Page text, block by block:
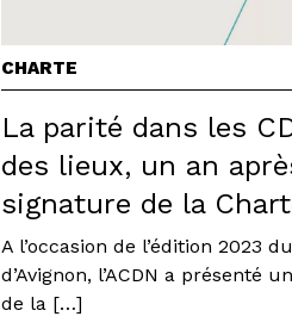
CHARTE
La parité dans les
des lieux, un an
signature de la
A l’occasion de l’édition 2023
d’Avignon, l’ACDN a présenté
de la […]